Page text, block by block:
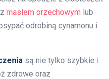
masłem orzechowym lub
odrobiną cynamonu i
są nie tylko szybkie i
zdrowe oraz